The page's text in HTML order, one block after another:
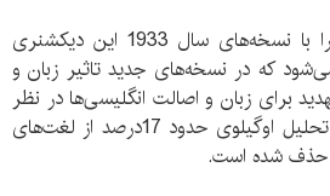
وی ویرایش‌های بورچفلد را با نسخه‌های سال 1933 این دیکشنری
که در نسخه‌های جدید تاثیر زبان و
برای زبان و اصالت انگلیسی‌ها در نظر
گرفته شده است. براساس تحلیل اوگیلوی حدود 17درصد از لغت‌های
حذف شده است.